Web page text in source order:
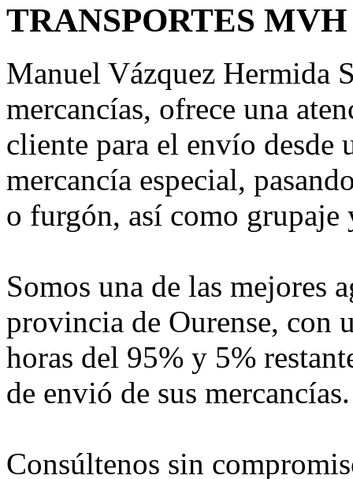
TRANSPORTES MVH
Manuel Vázquez Hermida
mercancías, ofrece una
cliente para el envío desde
mercancía especial,
o furgón, así como
Somos una de las mejores
provincia de Ourense, con
horas del 95% y 5%
de envió de sus mercancías.
Consúltenos sin